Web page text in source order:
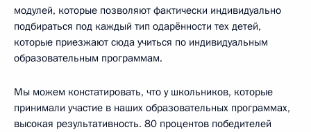
модулей, которые позволяют фактически индивидуально
подбираться под каждый тип одарённости тех детей,
которые приезжают сюда учиться по индивидуальным
образовательным программам.
Мы можем констатировать, что у школьников, которые
принимали участие в наших образовательных программах,
высокая результативность. 80 процентов победителей